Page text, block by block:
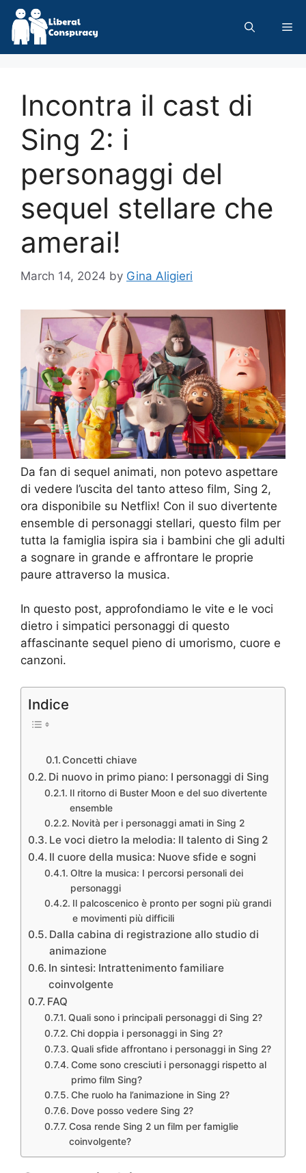
Skip
content
Incontra il cast di
Sing 2: i
personaggi del
sequel stellare che
amerai!
March 14, 2024 by Gina Aligieri
Da fan di sequel animati, non potevo aspettare
di vedere l’uscita del tanto atteso film, Sing 2,
ora disponibile su Netflix! Con il suo divertente
ensemble di personaggi stellari, questo film per
tutta la famiglia ispira sia i bambini che gli adulti
a sognare in grande e affrontare le proprie
paure attraverso la musica.
In questo post, approfondiamo le vite e le voci
dietro i simpatici personaggi di questo
affascinante sequel pieno di umorismo, cuore e
canzoni.
Indice
Concetti chiave
Di nuovo in primo piano: I personaggi di Sing
Il ritorno di Buster Moon e del suo divertente
ensemble
Novità per i personaggi amati in Sing 2
Le voci dietro la melodia: Il talento di Sing 2
Il cuore della musica: Nuove sfide e sogni
Oltre la musica: I percorsi personali dei
personaggi
Il palcoscenico è pronto per sogni più grandi
e movimenti più difficili
Dalla cabina di registrazione allo studio di
animazione
In sintesi: Intrattenimento familiare
coinvolgente
FAQ
Quali sono i principali personaggi di Sing 2?
Chi doppia i personaggi in Sing 2?
Quali sfide affrontano i personaggi in Sing 2?
Come sono cresciuti i personaggi rispetto al
primo film Sing?
Che ruolo ha l’animazione in Sing 2?
Dove posso vedere Sing 2?
Cosa rende Sing 2 un film per famiglie
coinvolgente?